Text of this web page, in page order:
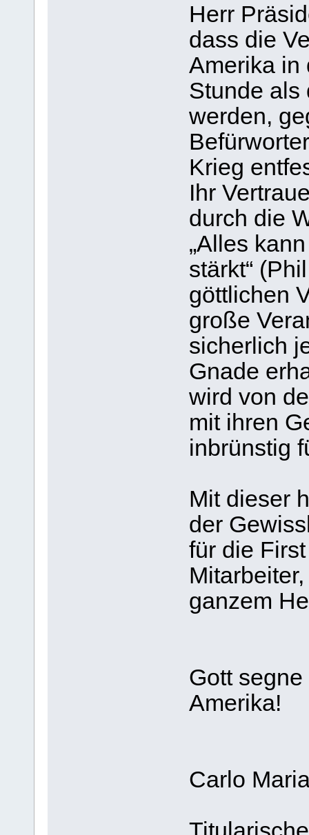
Herr
dass die
Amerika in
Stunde als
werden,
Krieg
Ihr
durch die
„Alles
stärkt“
göttlichen
große
sicherlich
Gnade
wird von
mit ihren
inbrünstig
Mit dieser
der
für die
ganzem
Gott
Amerika!
Carlo